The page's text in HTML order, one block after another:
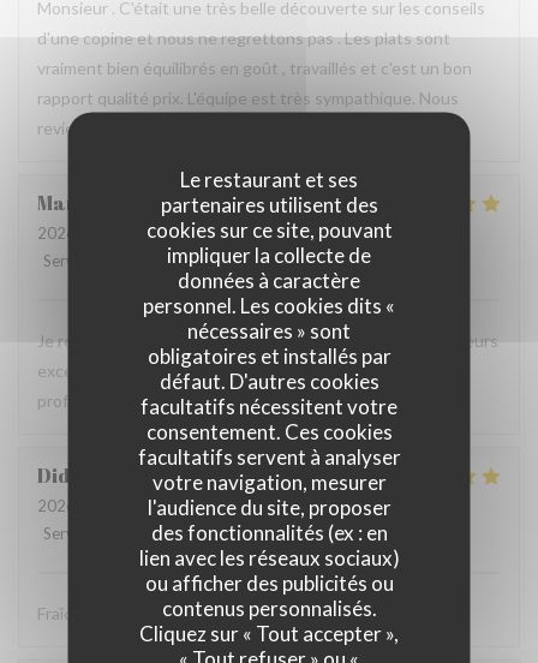
Le restaurant et ses
partenaires utilisent des
cookies sur ce site, pouvant
impliquer la collecte de
données à caractère
personnel. Les cookies dits «
nécessaires » sont
obligatoires et installés par
défaut. D'autres cookies
facultatifs nécessitent votre
consentement. Ces cookies
facultatifs servent à analyser
votre navigation, mesurer
l'audience du site, proposer
des fonctionnalités (ex : en
lien avec les réseaux sociaux)
ou afficher des publicités ou
contenus personnalisés.
Cliquez sur « Tout accepter »,
« Tout refuser » ou «
Monsieur . C'était une très belle découverte sur les conseils
d'une copine et nous ne regrettons pas . Les plats sont
vraiment bien équilibrés en goût , travaillés et c'est un bon
rapport qualité prix. L'équipe est très sympathique. Nous
reviendrons c'est certain .
Martine
2026-08-01
- 20:45 - Couverts 4
Service
Ambiance:5/5 Cuisine: 5/5 Qualité / Prix
Je recommande ce restaurant, la qualité des plats, les saveurs
exceptionnelles sans compter la gentillesse et
professionnalisme du personnel.
Didier
2026-08-01
- 12:30 - Couverts 4
Service
Ambiance:5/5 Cuisine: 5/5 Qualité / Prix
Fraîcheur des produits